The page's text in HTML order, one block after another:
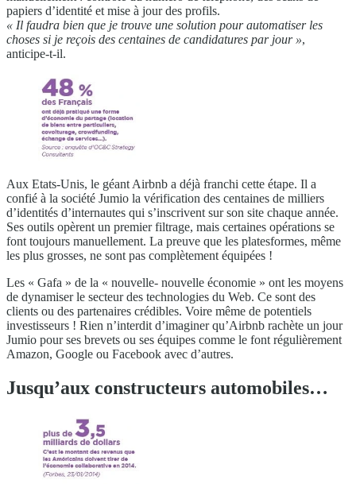
papiers d’identité et mise à jour des profils.
« Il faudra bien que je trouve une solution pour automatiser les
choses si je reçois des centaines de candidatures par jour »,
anticipe-t-il.
Aux Etats-Unis, le géant Airbnb a déjà franchi cette étape. Il a
confié à la société Jumio la vérification des centaines de milliers
d’identités d’internautes qui s’inscrivent sur son site chaque année.
Ses outils opèrent un premier filtrage, mais certaines opérations se
font toujours manuellement. La preuve que les platesformes, même
les plus grosses, ne sont pas complètement équipées !
Les « Gafa » de la « nouvelle- nouvelle économie » ont les moyens
de dynamiser le secteur des technologies du Web. Ce sont des
clients ou des partenaires crédibles. Voire même de potentiels
investisseurs ! Rien n’interdit d’imaginer qu’Airbnb rachète un jour
Jumio pour ses brevets ou ses équipes comme le font régulièrement
Amazon, Google ou Facebook avec d’autres.
Jusqu’aux constructeurs automobiles…